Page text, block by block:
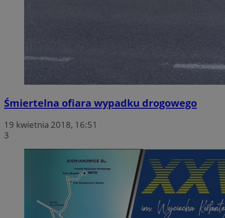
Śmiertelna ofiara wypadku drogowego
19 kwietnia 2018, 16:51
3